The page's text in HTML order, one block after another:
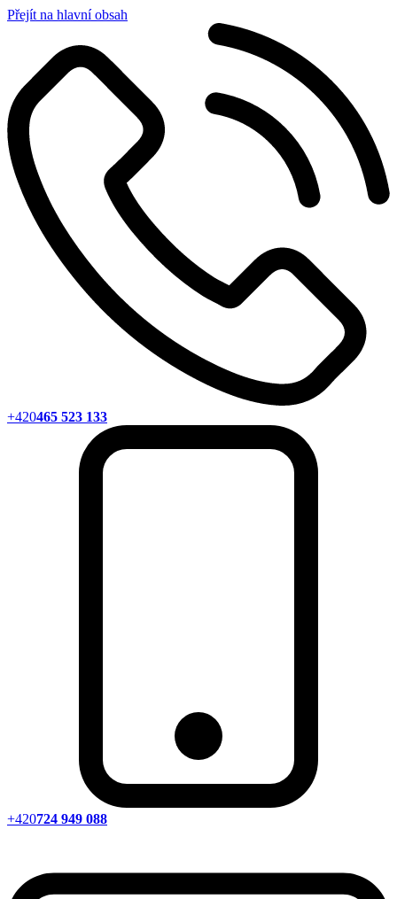
Přejít na hlavní obsah
+420465 523 133
+420724 949 088